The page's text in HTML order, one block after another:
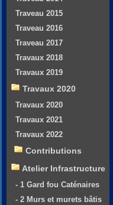
Traveau 2015
Traveau 2016
Traveau 2017
Travaux 2018
Travaux 2019
Travaux 2020
Travaux 2020
Travaux 2021
Travaux 2022
Contributions
Atelier Infrastructure
- 1 Gard fou Caténaires
- 2 Murs et murets bâtis